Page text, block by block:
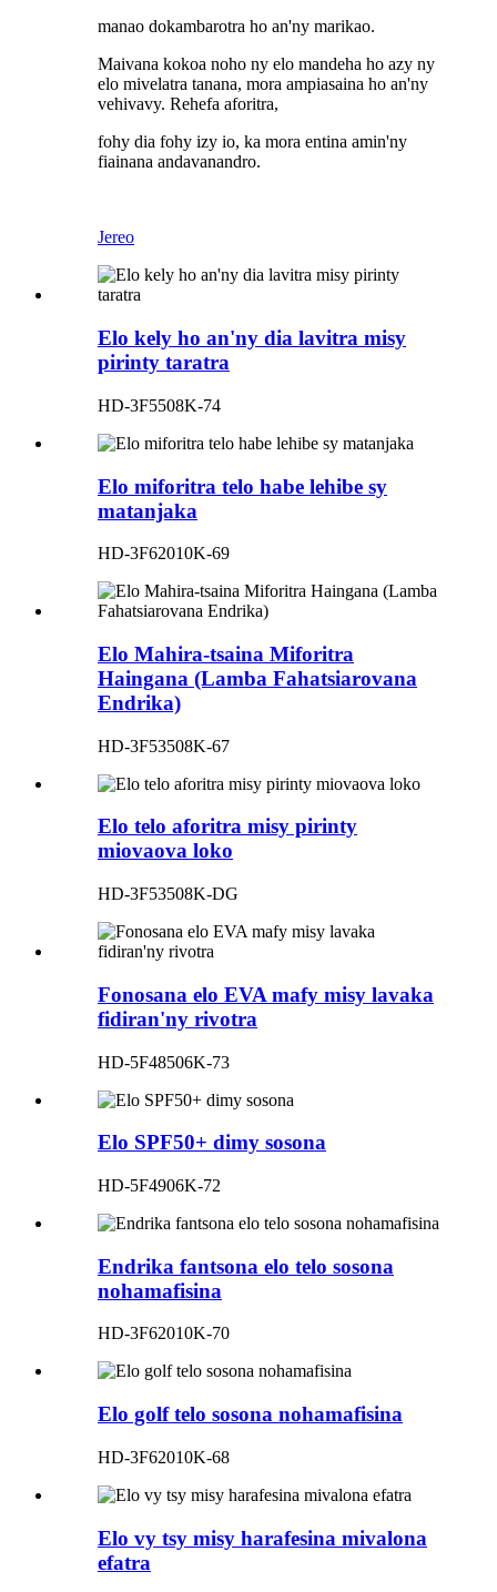
manao dokambarotra ho an'ny marikao.
Maivana kokoa noho ny elo mandeha ho azy ny
elo mivelatra tanana, mora ampiasaina ho an'ny
vehivavy. Rehefa aforitra,
fohy dia fohy izy io, ka mora entina amin'ny
fiainana andavanandro.
Jereo
Elo kely ho an'ny dia lavitra misy
pirinty taratra
HD-3F5508K-74
Elo miforitra telo habe lehibe sy
matanjaka
HD-3F62010K-69
Elo Mahira-tsaina Miforitra
Haingana (Lamba Fahatsiarovana
Endrika)
HD-3F53508K-67
Elo telo aforitra misy pirinty
miovaova loko
HD-3F53508K-DG
Fonosana elo EVA mafy misy lavaka
fidiran'ny rivotra
HD-5F48506K-73
Elo SPF50+ dimy sosona
HD-5F4906K-72
Endrika fantsona elo telo sosona
nohamafisina
HD-3F62010K-70
Elo golf telo sosona nohamafisina
HD-3F62010K-68
Elo vy tsy misy harafesina mivalona
efatra